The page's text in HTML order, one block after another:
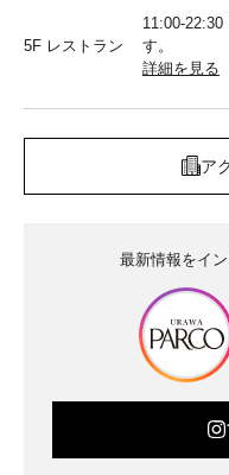
5F レストラン
11:00-
す。
詳細を見る
ア
最新情報をイ